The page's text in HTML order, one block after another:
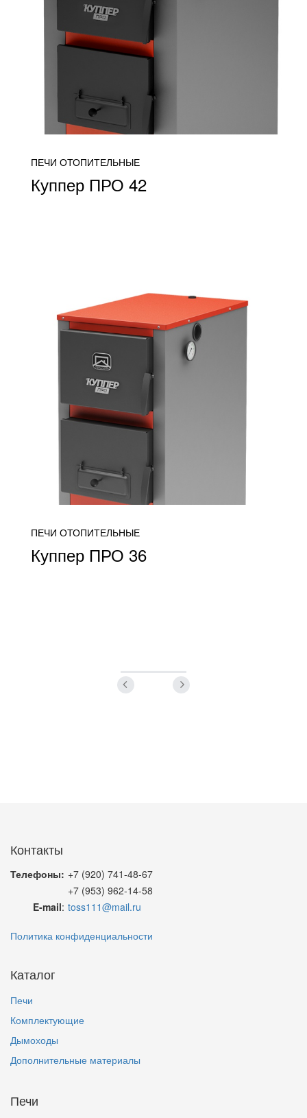
ПЕЧИ ОТОПИТЕЛЬНЫЕ
Куппер ПРО 42
ПЕЧИ ОТОПИТЕЛЬНЫЕ
Куппер ПРО 36
Контакты
Телефоны: +7 (920) 741-48-67
+7 (953) 962-14-58
E-mail: toss111@mail.ru
Политика конфиденциальности
Каталог
Печи
Комплектующие
Дымоходы
Дополнительные материалы
Печи